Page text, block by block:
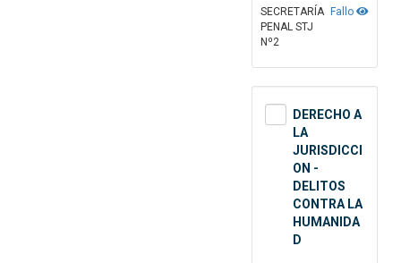
Fallo
SECRETARÍA
PENAL STJ
Nº2
DERECHO A
LA
JURISDICCI
ON -
DELITOS
CONTRA LA
HUMANIDA
D